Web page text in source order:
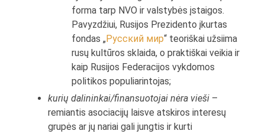
forma tarp NVO ir valstybės įstaigos.
Pavyzdžiui, Rusijos Prezidento įkurtas
fondas „Русский мир“ teoriškai užsiima
rusų kultūros sklaida, o praktiškai veikia ir
kaip Rusijos Federacijos vykdomos
politikos populiarintojas;
kurių dalininkai/finansuotojai nėra vieši –
remiantis asociacijų laisve atskiros interesų
grupės ar jų nariai gali jungtis ir kurti